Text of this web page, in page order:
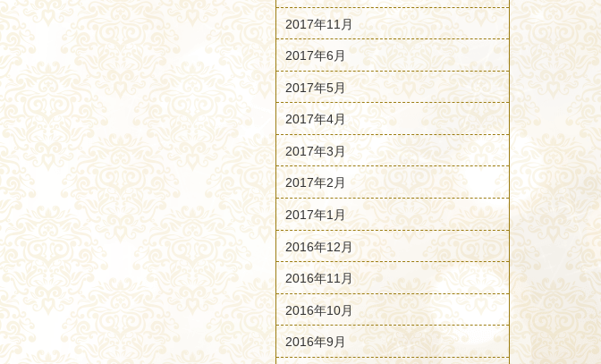
2017年11月
2017年6月
2017年5月
2017年4月
2017年3月
2017年2月
2017年1月
2016年12月
2016年11月
2016年10月
2016年9月